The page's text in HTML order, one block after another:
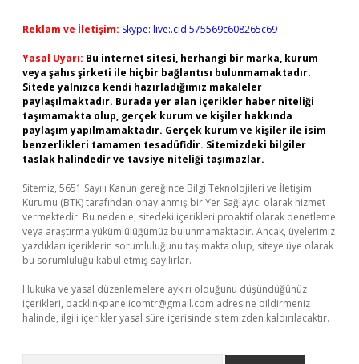
Reklam ve İletişim: Skype: live:.cid.575569c608265c69
Yasal Uyarı: Bu internet sitesi, herhangi bir marka, kurum
veya şahıs şirketi ile hiçbir bağlantısı bulunmamaktadır.
Sitede yalnızca kendi hazırladığımız makaleler
paylaşılmaktadır. Burada yer alan içerikler haber niteliği
taşımamakta olup, gerçek kurum ve kişiler hakkında
paylaşım yapılmamaktadır. Gerçek kurum ve kişiler ile isim
benzerlikleri tamamen tesadüfidir. Sitemizdeki bilgiler
taslak halindedir ve tavsiye niteliği taşımazlar.
Sitemiz, 5651 Sayılı Kanun gereğince Bilgi Teknolojileri ve İletişim
Kurumu (BTK) tarafından onaylanmış bir Yer Sağlayıcı olarak hizmet
vermektedir. Bu nedenle, sitedeki içerikleri proaktif olarak denetleme
veya araştırma yükümlülüğümüz bulunmamaktadır. Ancak, üyelerimiz
yazdıkları içeriklerin sorumluluğunu taşımakta olup, siteye üye olarak
bu sorumluluğu kabul etmiş sayılırlar.
Hukuka ve yasal düzenlemelere aykırı olduğunu düşündüğünüz
içerikleri, backlinkpanelicomtr@gmail.com adresine bildirmeniz
halinde, ilgili içerikler yasal süre içerisinde sitemizden kaldırılacaktır.